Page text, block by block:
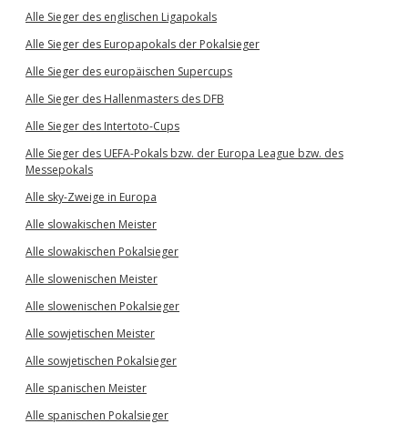
Alle Sieger des englischen Ligapokals
Alle Sieger des Europapokals der Pokalsieger
Alle Sieger des europäischen Supercups
Alle Sieger des Hallenmasters des DFB
Alle Sieger des Intertoto-Cups
Alle Sieger des UEFA-Pokals bzw. der Europa League bzw. des
Messepokals
Alle sky-Zweige in Europa
Alle slowakischen Meister
Alle slowakischen Pokalsieger
Alle slowenischen Meister
Alle slowenischen Pokalsieger
Alle sowjetischen Meister
Alle sowjetischen Pokalsieger
Alle spanischen Meister
Alle spanischen Pokalsieger